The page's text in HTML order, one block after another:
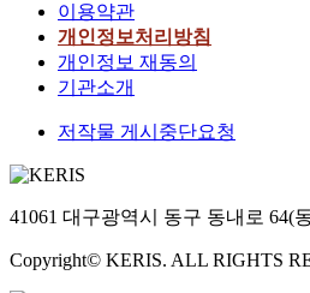
이용약관
개인정보처리방침
개인정보 재동의
기관소개
저작물 게시중단요청
41061 대구광역시 동구 동내로 64(
Copyright© KERIS. ALL RIGHTS